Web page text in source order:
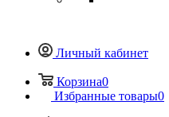
Личный кабинет
Корзина0
Избранные товары0